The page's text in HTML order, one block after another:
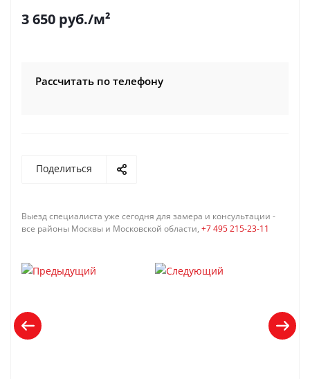
3 650 руб./м²
Рассчитать по телефону
Поделиться
Выезд специалиста уже сегодня для замера и консультации -
все районы Москвы и Московской области, +7 495 215-23-11